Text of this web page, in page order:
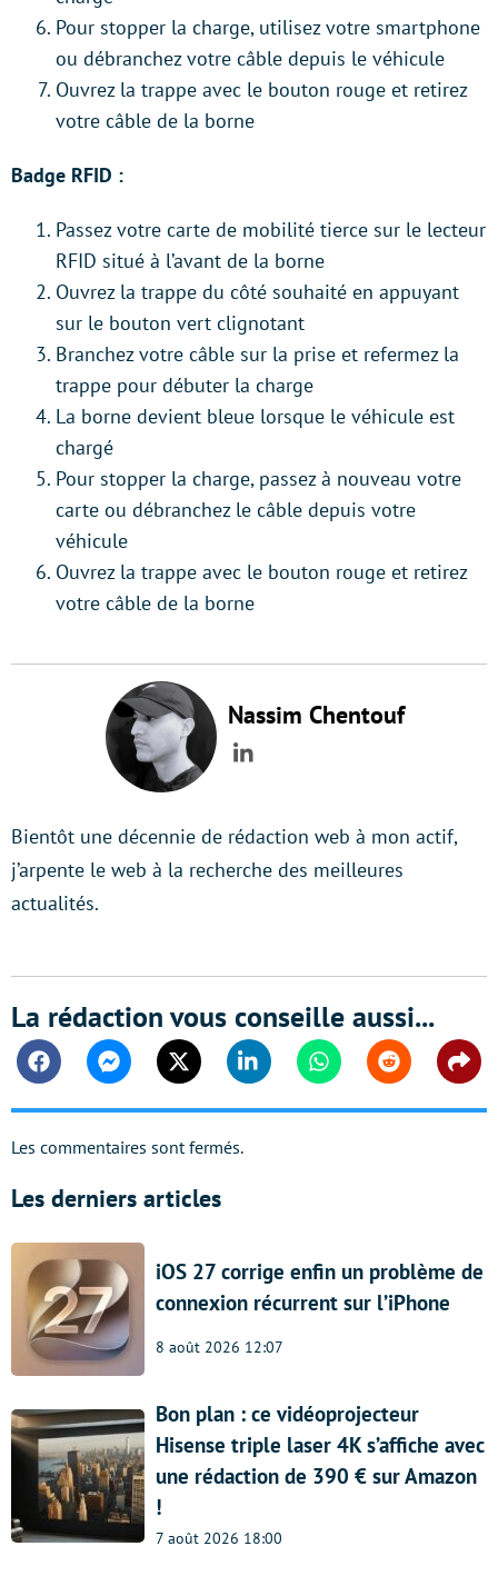
Pour stopper la charge, utilisez votre smartphone
ou débranchez votre câble depuis le véhicule
Ouvrez la trappe avec le bouton rouge et retirez
votre câble de la borne
Badge RFID :
Passez votre carte de mobilité tierce sur le lecteur
RFID situé à l’avant de la borne
Ouvrez la trappe du côté souhaité en appuyant
sur le bouton vert clignotant
Branchez votre câble sur la prise et refermez la
trappe pour débuter la charge
La borne devient bleue lorsque le véhicule est
chargé
Pour stopper la charge, passez à nouveau votre
carte ou débranchez le câble depuis votre
véhicule
Ouvrez la trappe avec le bouton rouge et retirez
votre câble de la borne
Nassim Chentouf
LinkedIn
Bientôt une décennie de rédaction web à mon actif,
j’arpente le web à la recherche des meilleures
actualités.
La rédaction vous conseille aussi...
FacebookMessengerTwitter Linkedin WhatsappReddit
Les commentaires sont fermés.
Les derniers articles
iOS 27 corrige enfin un problème de
connexion récurrent sur l’iPhone
8 août 2026 12:07
Bon plan : ce vidéoprojecteur
Hisense triple laser 4K s’affiche avec
une rédaction de 390 € sur Amazon
!
7 août 2026 18:00